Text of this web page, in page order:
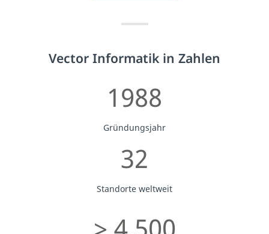
Vector Informatik in Zahlen
1988
Gründungsjahr
32
Standorte weltweit